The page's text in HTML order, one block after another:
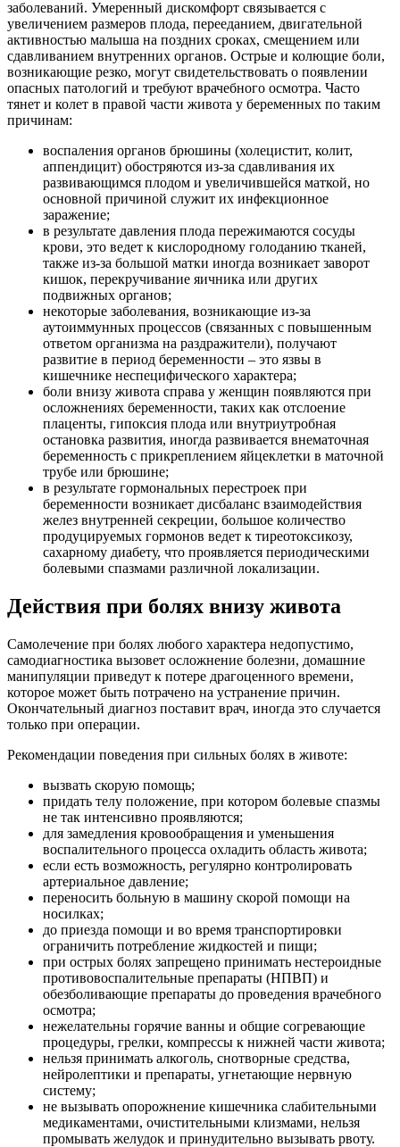
заболеваний. Умеренный дискомфорт связывается с
увеличением размеров плода, перееданием, двигательной
активностью малыша на поздних сроках, смещением или
сдавливанием внутренних органов. Острые и колющие боли,
возникающие резко, могут свидетельствовать о появлении
опасных патологий и требуют врачебного осмотра. Часто
тянет и колет в правой части живота у беременных по таким
причинам:
воспаления органов брюшины (холецистит, колит,
аппендицит) обостряются из-за сдавливания их
развивающимся плодом и увеличившейся маткой, но
основной причиной служит их инфекционное
заражение;
в результате давления плода пережимаются сосуды
крови, это ведет к кислородному голоданию тканей,
также из-за большой матки иногда возникает заворот
кишок, перекручивание яичника или других
подвижных органов;
некоторые заболевания, возникающие из-за
аутоиммунных процессов (связанных с повышенным
ответом организма на раздражители), получают
развитие в период беременности – это язвы в
кишечнике неспецифического характера;
боли внизу живота справа у женщин появляются при
осложнениях беременности, таких как отслоение
плаценты, гипоксия плода или внутриутробная
остановка развития, иногда развивается внематочная
беременность с прикреплением яйцеклетки в маточной
трубе или брюшине;
в результате гормональных перестроек при
беременности возникает дисбаланс взаимодействия
желез внутренней секреции, большое количество
продуцируемых гормонов ведет к тиреотоксикозу,
сахарному диабету, что проявляется периодическими
болевыми спазмами различной локализации.
Действия при болях внизу живота
Самолечение при болях любого характера недопустимо,
самодиагностика вызовет осложнение болезни, домашние
манипуляции приведут к потере драгоценного времени,
которое может быть потрачено на устранение причин.
Окончательный диагноз поставит врач, иногда это случается
только при операции.
Рекомендации поведения при сильных болях в животе:
вызвать скорую помощь;
придать телу положение, при котором болевые спазмы
не так интенсивно проявляются;
для замедления кровообращения и уменьшения
воспалительного процесса охладить область живота;
если есть возможность, регулярно контролировать
артериальное давление;
переносить больную в машину скорой помощи на
носилках;
до приезда помощи и во время транспортировки
ограничить потребление жидкостей и пищи;
при острых болях запрещено принимать нестероидные
противовоспалительные препараты (НПВП) и
обезболивающие препараты до проведения врачебного
осмотра;
нежелательны горячие ванны и общие согревающие
процедуры, грелки, компрессы к нижней части живота;
нельзя принимать алкоголь, снотворные средства,
нейролептики и препараты, угнетающие нервную
систему;
не вызывать опорожнение кишечника слабительными
медикаментами, очистительными клизмами, нельзя
промывать желудок и принудительно вызывать рвоту.